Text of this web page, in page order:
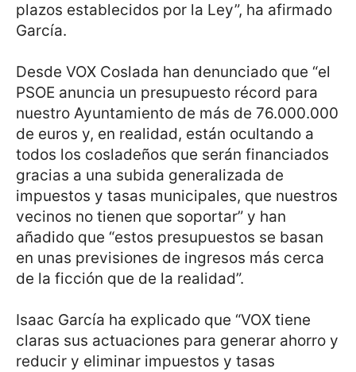
plazos establecidos por la Ley”, ha afirmado
García.
Desde VOX Coslada han denunciado que “el
PSOE anuncia un presupuesto récord para
nuestro Ayuntamiento de más de 76.000.000
de euros y, en realidad, están ocultando a
todos los cosladeños que serán financiados
gracias a una subida generalizada de
impuestos y tasas municipales, que nuestros
vecinos no tienen que soportar” y han
añadido que “estos presupuestos se basan
en unas previsiones de ingresos más cerca
de la ficción que de la realidad”.
Isaac García ha explicado que “VOX tiene
claras sus actuaciones para generar ahorro y
reducir y eliminar impuestos y tasas